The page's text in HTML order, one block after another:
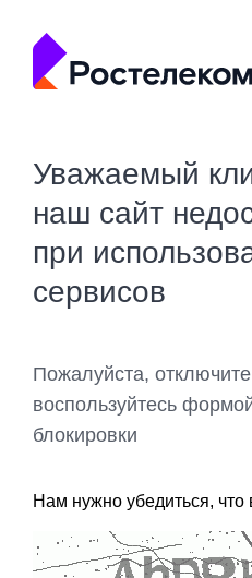
Уважаемый
наш сайт
при
сервисов
Пожалуйста,
воспользуйтесь
блокировки
Нам нужно убедиться,